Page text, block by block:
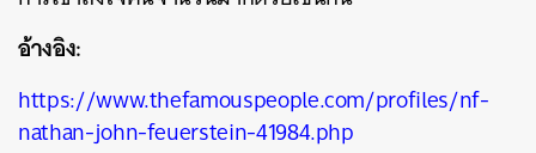
อ้างอิง:
https://www.thefamouspeople.com/profiles/nf-
nathan-john-feuerstein-41984.php